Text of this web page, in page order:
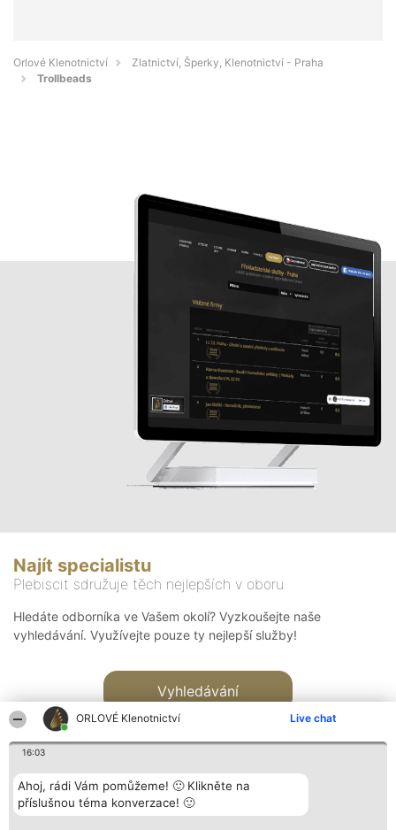
ORLOVÉ Klenotnictví Live chat
16:03
Ahoj, rádi Vám pomůžeme! 🙂 Klikněte na
příslušnou téma konverzace! 🙂
Orlové Klenotnictví
Zlatnictví, Šperky, Klenotnictví - Praha
Trollbeads
Najít specialistu
Plebiscit sdružuje těch nejlepších v oboru
Hledáte odborníka ve Vašem okolí? Vyzkoušejte naše
vyhledávání. Využívejte pouze ty nejlepší služby!
Vyhledávání